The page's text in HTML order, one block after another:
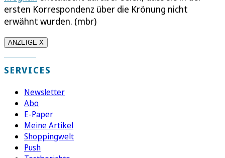
ersten Korrespondenz über die Krönung nicht
erwähnt wurden. (mbr)
ANZEIGE X
SERVICES
Newsletter
Abo
E-Paper
Meine Artikel
Shoppingwelt
Push